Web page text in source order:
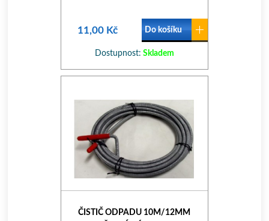
11,00 Kč Do košíku
Dostupnost: Skladem
ČISTIČ ODPADU 10M/12MM